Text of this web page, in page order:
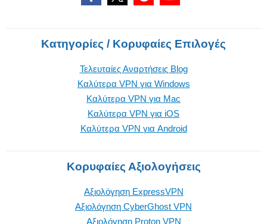
Κατηγορίες / Κορυφαίες Επιλογές
Τελευταίες Αναρτήσεις Blog
Καλύτερα VPN για Windows
Καλύτερα VPN για Mac
Καλύτερα VPN για iOS
Καλύτερα VPN για Android
Κορυφαίες Αξιολογήσεις
Αξιολόγηση ExpressVPN
Αξιολόγηση CyberGhost VPN
Αξιολόγηση Proton VPN